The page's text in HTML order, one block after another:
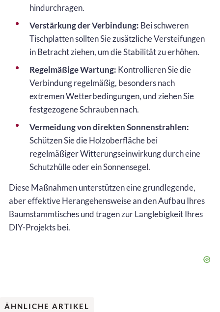
hindurchragen.
Verstärkung der Verbindung: Bei schweren
Tischplatten sollten Sie zusätzliche Versteifungen
in Betracht ziehen, um die Stabilität zu erhöhen.
Regelmäßige Wartung: Kontrollieren Sie die
Verbindung regelmäßig, besonders nach
extremen Wetterbedingungen, und ziehen Sie
festgezogene Schrauben nach.
Vermeidung von direkten Sonnenstrahlen:
Schützen Sie die Holzoberfläche bei
regelmäßiger Witterungseinwirkung durch eine
Schutzhülle oder ein Sonnensegel.
Diese Maßnahmen unterstützen eine grundlegende,
aber effektive Herangehensweise an den Aufbau Ihres
Baumstammtisches und tragen zur Langlebigkeit Ihres
DIY-Projekts bei.
ÄHNLICHE ARTIKEL